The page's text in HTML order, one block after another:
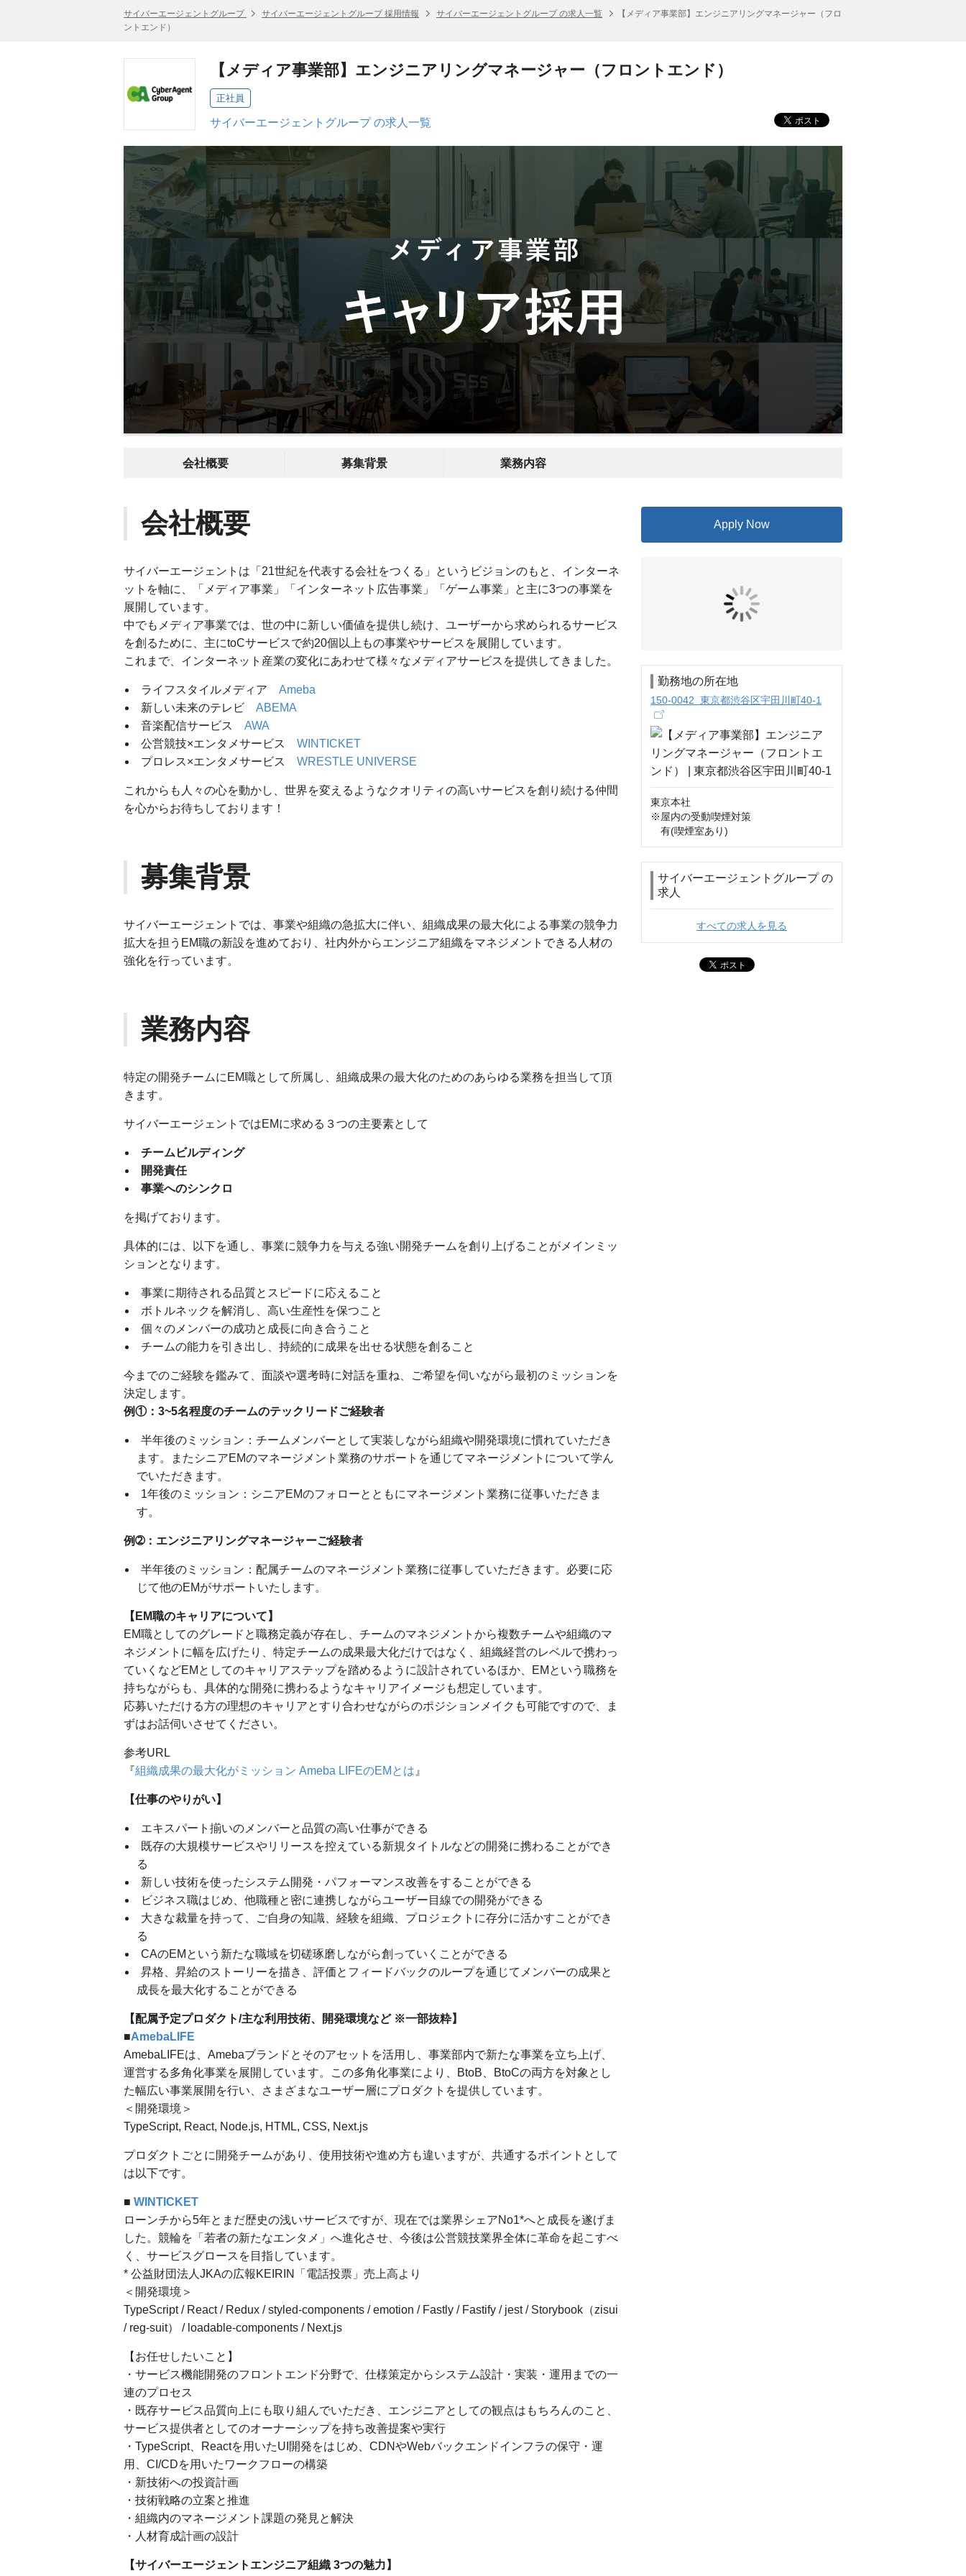
サイバーエージェントグループ サイバーエージェントグループ 採用情報 サイバーエージェントグループ の求人一覧
【メディア事業部】エンジニアリングマネージャー（フロ
ントエンド）
【メディア事業部】エンジニアリングマネージャー（フロントエンド）
正社員
サイバーエージェントグループ の求人一覧
会社概要 募集背景 業務内容
会社概要
サイバーエージェントは「21世紀を代表する会社をつくる」というビジョンのもと、インターネ
ットを軸に、「メディア事業」「インターネット広告事業」「ゲーム事業」と主に3つの事業を
展開しています。
中でもメディア事業では、世の中に新しい価値を提供し続け、ユーザーから求められるサービス
を創るために、主にtoCサービスで約20個以上もの事業やサービスを展開しています。
これまで、インターネット産業の変化にあわせて様々なメディアサービスを提供してきました。
ライフスタイルメディア Ameba
新しい未来のテレビ ABEMA
音楽配信サービス AWA
公営競技×エンタメサービス WINTICKET
プロレス×エンタメサービス WRESTLE UNIVERSE
これからも人々の心を動かし、世界を変えるようなクオリティの高いサービスを創り続ける仲間
を心からお待ちしております！
募集背景
サイバーエージェントでは、事業や組織の急拡大に伴い、組織成果の最大化による事業の競争力
拡大を担うEM職の新設を進めており、社内外からエンジニア組織をマネジメントできる人材の
強化を行っています。
業務内容
特定の開発チームにEM職として所属し、組織成果の最大化のためのあらゆる業務を担当して頂
きます。
サイバーエージェントではEMに求める３つの主要素として
チームビルディング
開発責任
事業へのシンクロ
を掲げております。
具体的には、以下を通し、事業に競争力を与える強い開発チームを創り上げることがメインミッ
ションとなります。
事業に期待される品質とスピードに応えること
ボトルネックを解消し、高い生産性を保つこと
個々のメンバーの成功と成長に向き合うこと
チームの能力を引き出し、持続的に成果を出せる状態を創ること
今までのご経験を鑑みて、面談や選考時に対話を重ね、ご希望を伺いながら最初のミッションを
決定します。
例①：3~5名程度のチームのテックリードご経験者
半年後のミッション：チームメンバーとして実装しながら組織や開発環境に慣れていただき
ます。またシニアEMのマネージメント業務のサポートを通じてマネージメントについて学ん
でいただきます。
1年後のミッション：シニアEMのフォローとともにマネージメント業務に従事いただきま
す。
例➁：エンジニアリングマネージャーご経験者
半年後のミッション：配属チームのマネージメント業務に従事していただきます。必要に応
じて他のEMがサポートいたします。
【EM職のキャリアについて】
EM職としてのグレードと職務定義が存在し、チームのマネジメントから複数チームや組織のマ
ネジメントに幅を広げたり、特定チームの成果最大化だけではなく、組織経営のレベルで携わっ
ていくなどEMとしてのキャリアステップを踏めるように設計されているほか、EMという職務を
持ちながらも、具体的な開発に携わるようなキャリアイメージも想定しています。
応募いただける方の理想のキャリアとすり合わせながらのポジションメイクも可能ですので、ま
ずはお話伺いさせてください。
参考URL
『組織成果の最大化がミッション Ameba LIFEのEMとは 』
【仕事のやりがい】
エキスパート揃いのメンバーと品質の高い仕事ができる
既存の大規模サービスやリリースを控えている新規タイトルなどの開発に携わることができ
る
新しい技術を使ったシステム開発・パフォーマンス改善をすることができる
ビジネス職はじめ、他職種と密に連携しながらユーザー目線での開発ができる
大きな裁量を持って、ご自身の知識、経験を組織、プロジェクトに存分に活かすことができ
る
CAのEMという新たな職域を切磋琢磨しながら創っていくことができる
昇格、昇給のストーリーを描き、評価とフィードバックのループを通じてメンバーの成果と
成長を最大化することができる
【配属予定プロダクト/主な利用技術、開発環境など ※一部抜粋】
■AmebaLIFE
AmebaLIFEは、Amebaブランドとそのアセットを活用し、事業部内で新たな事業を立ち上げ、
運営する多角化事業を展開しています。この多角化事業により、BtoB、BtoCの両方を対象とし
た幅広い事業展開を行い、さまざまなユーザー層にプロダクトを提供しています。
＜開発環境＞
TypeScript, React, Node.js, HTML, CSS, Next.js
プロダクトごとに開発チームがあり、使用技術や進め方も違いますが、共通するポイントとして
は以下です。
■ WINTICKET
ローンチから5年とまだ歴史の浅いサービスですが、現在では業界シェアNo1*へと成長を遂げま
した。競輪を「若者の新たなエンタメ」へ進化させ、今後は公営競技業界全体に革命を起こすべ
く、サービスグロースを目指しています。
* 公益財団法人JKAの広報KEIRIN「電話投票」売上高より
＜開発環境＞
TypeScript / React / Redux / styled-components / emotion / Fastly / Fastify / jest / Storybook（zisui
/ reg-suit） / loadable-components / Next.js
【お任せしたいこと】
・サービス機能開発のフロントエンド分野で、仕様策定からシステム設計・実装・運用までの一
連のプロセス
・既存サービス品質向上にも取り組んでいただき、エンジニアとしての観点はもちろんのこと、
サービス提供者としてのオーナーシップを持ち改善提案や実行
・TypeScript、Reactを用いたUI開発をはじめ、CDNやWebバックエンドインフラの保守・運
用、CI/CDを用いたワークフローの構築
・新技術への投資計画
・技術戦略の立案と推進
・組織内のマネージメント課題の発見と解決
・人材育成計画の設計
【サイバーエージェントエンジニア組織 3つの魅力】
Apply Now
勤務地の所在地
150-0042 東京都渋谷区宇田川町40-1
東京本社
※屋内の受動喫煙対策
有(喫煙室あり)
サイバーエージェントグループ の
求人
すべての求人を見る